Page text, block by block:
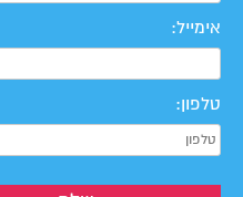
אימייל:
טלפון: